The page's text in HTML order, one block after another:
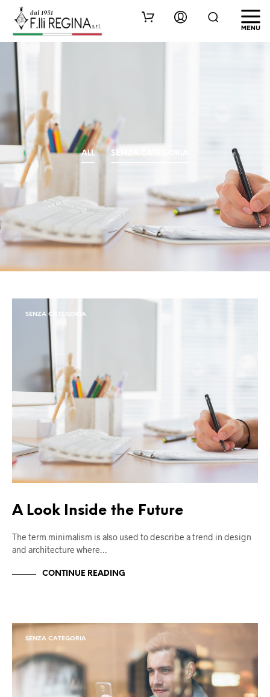
ALL SENZA CATEGORIA
SENZA CATEGORIA
A Look Inside the Future
The term minimalism is also used to describe a trend in design
and architecture where…
CONTINUE READING
SENZA CATEGORIA